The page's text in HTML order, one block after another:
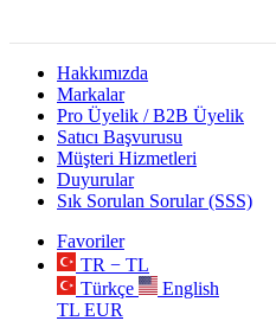
Hakkımızda
Markalar
Pro Üyelik / B2B Üyelik
Satıcı Başvurusu
Müşteri Hizmetleri
Duyurular
Sık Sorulan Sorular (SSS)
Favoriler
TR − TL
Türkçe
English
TL EUR